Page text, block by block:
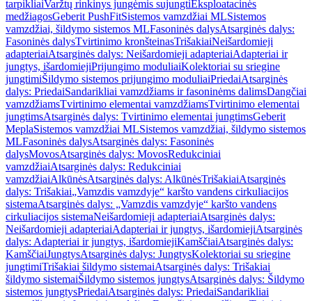
tarpikliaiVaržtų rinkinys jungėmis sujungtiEksploatacinės
medžiagosGeberit PushFitSistemos vamzdžiai MLSistemos
vamzdžiai, šildymo sistemos MLFasoninės dalysAtsarginės dalys:
Fasoninės dalysTvirtinimo kronšteinasTrišakiaiNeišardomieji
adapteriaiAtsarginės dalys: Neišardomieji adapteriaiAdapteriai ir
jungtys, išardomiejiPrijungimo moduliaiKolektoriai su sriegine
jungtimiŠildymo sistemos prijungimo moduliaiPriedaiAtsarginės
dalys: PriedaiSandarikliai vamzdžiams ir fasoninėms dalimsDangčiai
vamzdžiamsTvirtinimo elementai vamzdžiamsTvirtinimo elementai
jungtimsAtsarginės dalys: Tvirtinimo elementai jungtimsGeberit
MeplaSistemos vamzdžiai MLSistemos vamzdžiai, šildymo sistemos
MLFasoninės dalysAtsarginės dalys: Fasoninės
dalysMovosAtsarginės dalys: MovosRedukciniai
vamzdžiaiAtsarginės dalys: Redukciniai
vamzdžiaiAlkūnėsAtsarginės dalys: AlkūnėsTrišakiaiAtsarginės
dalys: Trišakiai„Vamzdis vamzdyje“ karšto vandens cirkuliacijos
sistemaAtsarginės dalys: „Vamzdis vamzdyje“ karšto vandens
cirkuliacijos sistemaNeišardomieji adapteriaiAtsarginės dalys:
Neišardomieji adapteriaiAdapteriai ir jungtys, išardomiejiAtsarginės
dalys: Adapteriai ir jungtys, išardomiejiKamščiaiAtsarginės dalys:
KamščiaiJungtysAtsarginės dalys: JungtysKolektoriai su sriegine
jungtimiTrišakiai šildymo sistemaiAtsarginės dalys: Trišakiai
šildymo sistemaiŠildymo sistemos jungtysAtsarginės dalys: Šildymo
sistemos jungtysPriedaiAtsarginės dalys: PriedaiSandarikliai